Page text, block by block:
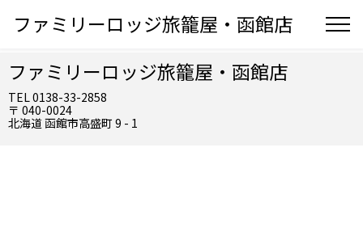
ファミリーロッジ旅籠屋・函館店
ファミリーロッジ旅籠屋・函館店
TEL 0138-33-2858
〒 040-0024
北海道 函館市高盛町 9 - 1